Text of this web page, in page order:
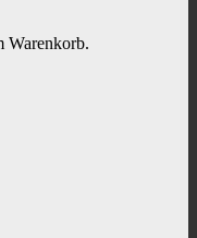
Warenkorb.